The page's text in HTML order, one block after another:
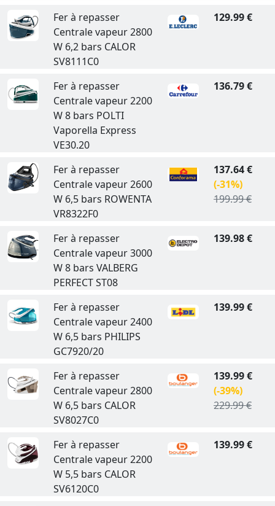
Fer à repasser
Centrale vapeur 2800
W 6,2 bars CALOR
SV8111C0
129.99 €
Fer à repasser
Centrale vapeur 2200
W 8 bars POLTI
Vaporella Express
VE30.20
136.79 €
Fer à repasser
Centrale vapeur 2600
W 6,5 bars ROWENTA
VR8322F0
137.64 €
(-31%)
199.99 €
Fer à repasser
Centrale vapeur 3000
W 8 bars VALBERG
PERFECT ST08
139.98 €
Fer à repasser
Centrale vapeur 2400
W 6,5 bars PHILIPS
GC7920/20
139.99 €
Fer à repasser
Centrale vapeur 2800
W 6,5 bars CALOR
SV8027C0
139.99 €
(-39%)
229.99 €
Fer à repasser
Centrale vapeur 2200
W 5,5 bars CALOR
SV6120C0
139.99 €